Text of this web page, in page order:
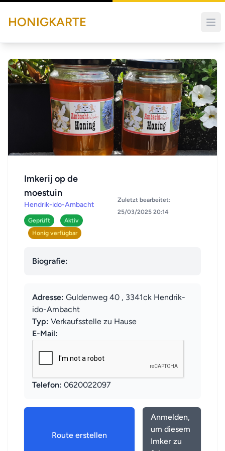
HONIGKARTE
Imkerij op de
moestuin
Hendrik-ido-Ambacht
Geprüft
Aktiv
Honig verfügbar
Zuletzt bearbeitet:
25/03/2025 20:14
Biografie:
Adresse: Guldenweg 40 , 3341ck Hendrik-
ido-Ambacht
Typ: Verkaufsstelle zu Hause
E-Mail:
Telefon: 0620022097
Route erstellen
Anmelden,
um diesem
Imker zu